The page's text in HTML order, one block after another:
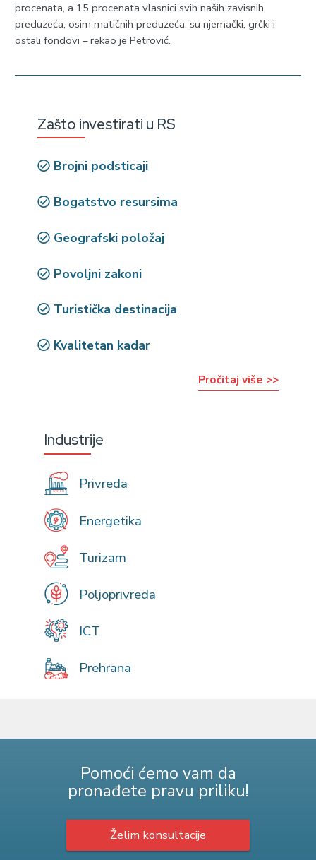
procenata, a 15 procenata vlasnici svih naših zavisnih
preduzeća, osim matičnih preduzeća, su njemački, grčki i
ostali fondovi – rekao je Petrović.
Zašto investirati u RS
Brojni podsticaji
Bogatstvo resursima
Geografski položaj
Povoljni zakoni
Turistička destinacija
Kvalitetan kadar
Pročitaj više >>
Industrije
Privreda
Energetika
Turizam
Poljoprivreda
ICT
Prehrana
Pomoći ćemo vam da
pronađete pravu priliku!
Želim konsultacije